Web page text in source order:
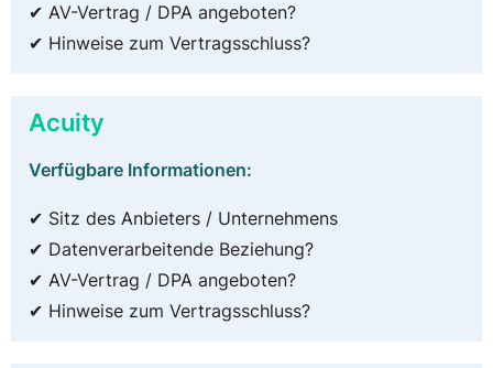
✔ AV-Vertrag / DPA angeboten?
✔ Hinweise zum Vertragsschluss?
Acuity
Verfügbare Informationen:
✔ Sitz des Anbieters / Unternehmens
✔ Datenverarbeitende Beziehung?
✔ AV-Vertrag / DPA angeboten?
✔ Hinweise zum Vertragsschluss?